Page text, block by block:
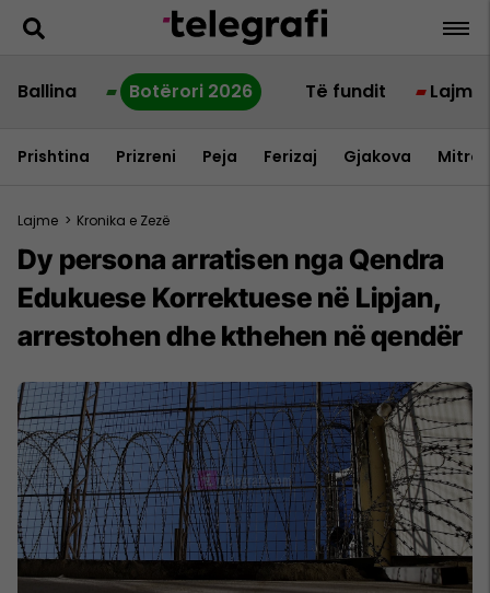
Ballina Botërori 2026 Të fundit Lajme
Prishtina Prizreni Peja Ferizaj Gjakova
Lajme > Kronika e Zezë
Dy persona arratisen nga Qendra
Edukuese Korrektuese në Lipjan,
arrestohen dhe kthehen në qendër